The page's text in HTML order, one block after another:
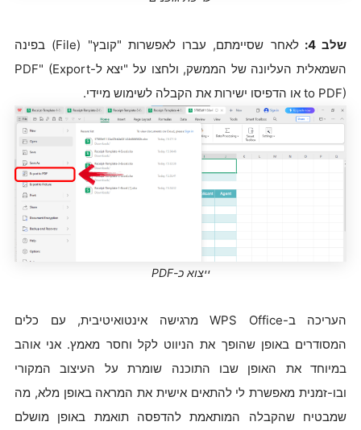
שלב 4:
לאחר שסיימתם, עברו לאפשרות "קובץ" (File) בפינה
השמאלית העליונה של הממשק, ולחצו על "יצא ל-PDF" (Export
to PDF) או הדפיסו ישירות את הקבלה לשימוש מיידי.
ייצוא כ-PDF
העריכה ב-WPS Office מרגישה אינטואיטיבית, עם כלים
המסודרים באופן שהופך את הניווט לקל וחסר מאמץ. אני אוהב
במיוחד את האופן שבו התוכנה שומרת על העיצוב המקורי
ובו-זמנית מאפשרת לי להתאים אישית את המראה באופן מלא, מה
שמבטיח שהקבלה המותאמת להדפסה תואמת באופן מושלם